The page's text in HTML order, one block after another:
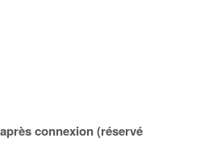
connexion (réservé